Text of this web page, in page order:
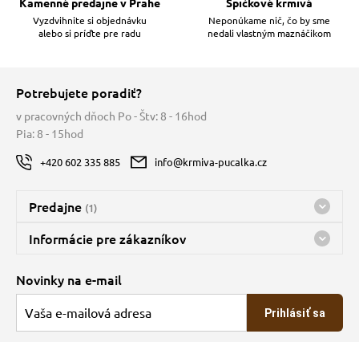
Vyzdvihnite si objednávku
alebo si príďte pre radu
Neponúkame nič, čo by sme
nedali vlastným maznáčikom
Potrebujete poradiť?
v pracovných dňoch Po - Štv: 8 - 16hod
Pia: 8 - 15hod
+420 602 335 885 info@krmiva-pucalka.cz
Predajne (1)
Predajňa a sklad Kbely
nes máme otvorené 08:00 - 15:00
Informácie pre zákazníkov
O spoločnosti
Veľkoobchod
Novinky na e-mail
Prihlásiť sa